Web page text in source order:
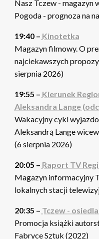
Nasz Tczew - magazyn
Pogoda - prognoza na
19:40 – Kinotetka
Magazyn filmowy. O
najciekawszych
sierpnia 2026)
19:55 – Kierunek
Aleksandra Lange
Wakacyjny cykl
Aleksandrą Lange
(6 sierpnia 2026)
20:05 – Raport TV
Magazyn informacyjny
lokalnych stacji
20:35 – Tczew -
Promocja książki
Fabryce Sztuk (2022)